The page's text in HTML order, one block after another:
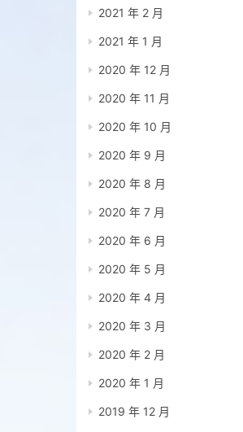
2021 年 2 月
2021 年 1 月
2020 年 12 月
2020 年 11 月
2020 年 10 月
2020 年 9 月
2020 年 8 月
2020 年 7 月
2020 年 6 月
2020 年 5 月
2020 年 4 月
2020 年 3 月
2020 年 2 月
2020 年 1 月
2019 年 12 月